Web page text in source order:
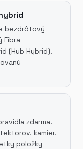
bezdrôtový
Fibra
(Hub Hybrid).
zdarma.
kamier,
položky